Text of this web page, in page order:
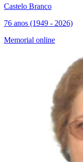
Castelo Branco
76 anos (1949 - 2026)
Memorial online